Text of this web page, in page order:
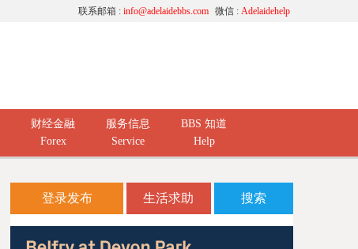
微信 : Adelaidehelp
联系邮箱 : info@adelaidebbs.com
财经金融
Forex
服务信息
Service
BBS 知道
Help
登录发布 生活求助 搜索